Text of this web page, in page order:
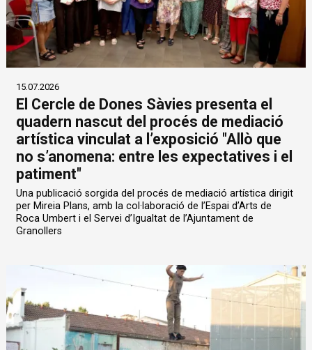
15.07.2026
El Cercle de Dones Sàvies presenta el
quadern nascut del procés de mediació
artística vinculat a l’exposició "Allò que
no s’anomena: entre les expectatives i el
patiment"
Una publicació sorgida del procés de mediació artística dirigit
per Mireia Plans, amb la col·laboració de l’Espai d’Arts de
Roca Umbert i el Servei d’Igualtat de l’Ajuntament de
Granollers